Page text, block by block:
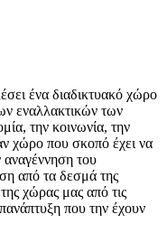
ένα διαδικτυακό χώρο
εναλλακτικών των
την κοινωνία, την
χώρο που σκοπό έχει να
αναγέννηση του
από τα δεσμά της
χώρας μας από τις
που την έχουν